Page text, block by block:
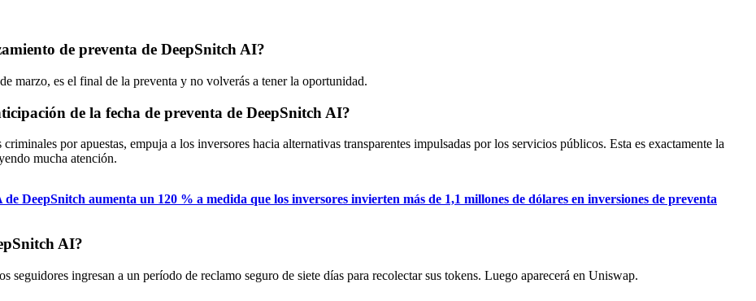
de preventa de DeepSnitch AI?
marzo, es el final de la preventa y no volverás a tener la oportunidad.
de la fecha de preventa de DeepSnitch AI?
por apuestas, empuja a los inversores hacia alternativas transparentes impulsadas por los servicios públicos. Esta es exactamente la
mucha atención.
DeepSnitch aumenta un 120 % a medida que los inversores invierten más de 1,1 millones de dólares en inversiones de preventa
AI?
seguidores ingresan a un período de reclamo seguro de siete días para recolectar sus tokens. Luego aparecerá en Uniswap.